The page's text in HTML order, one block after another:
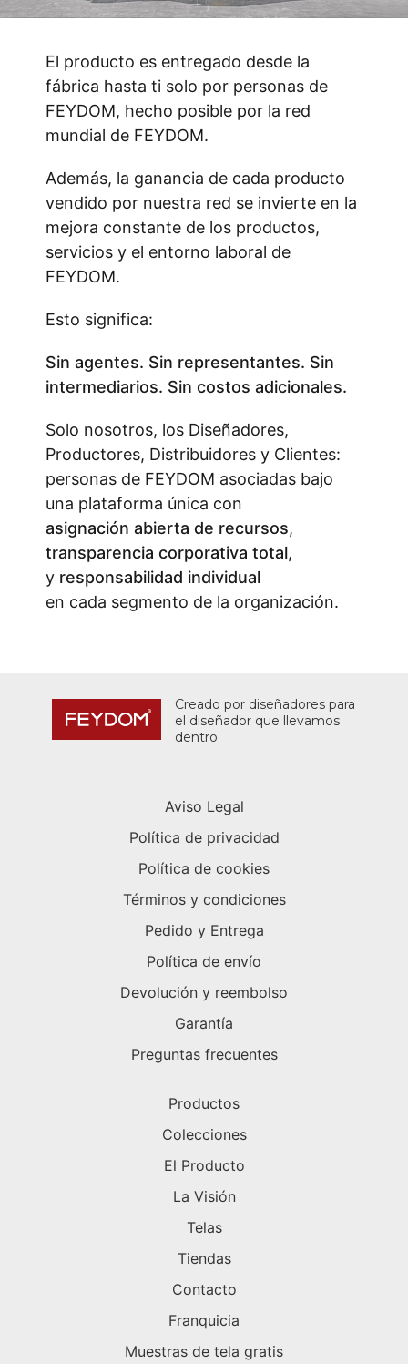
El producto es entregado desde la
fábrica hasta ti solo por personas de
FEYDOM, hecho posible por la red
mundial de FEYDOM.
Además, la ganancia de cada producto
vendido por nuestra red se invierte en la
mejora constante de los productos,
servicios y el entorno laboral de
FEYDOM.
Esto significa:
Sin agentes. Sin representantes. Sin
intermediarios. Sin costos adicionales.
Solo nosotros, los Diseñadores,
Productores, Distribuidores y Clientes:
personas de FEYDOM asociadas bajo
una plataforma única con
asignación abierta de recursos,
transparencia corporativa total,
y responsabilidad individual
en cada segmento de la organización.
Creado por diseñadores para
el diseñador que llevamos
dentro
Aviso Legal
Política de privacidad
Política de cookies
Términos y condiciones
Pedido y Entrega
Política de envío
Devolución y reembolso
Garantía
Preguntas frecuentes
Productos
Colecciones
El Producto
La Visión
Telas
Tiendas
Contacto
Franquicia
Muestras de tela gratis